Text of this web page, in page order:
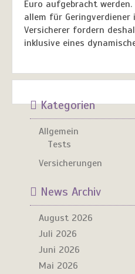
Euro aufgebracht
allem für
Versicherer fordern
inklusive eines
Kategorien
Allgemein
Tests
Versicherungen
News Archiv
August 2026
Juli 2026
Juni 2026
Mai 2026